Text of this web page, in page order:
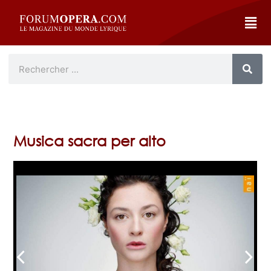
Musica sacra per alto
arrow_back_ios arrow_forward_ios